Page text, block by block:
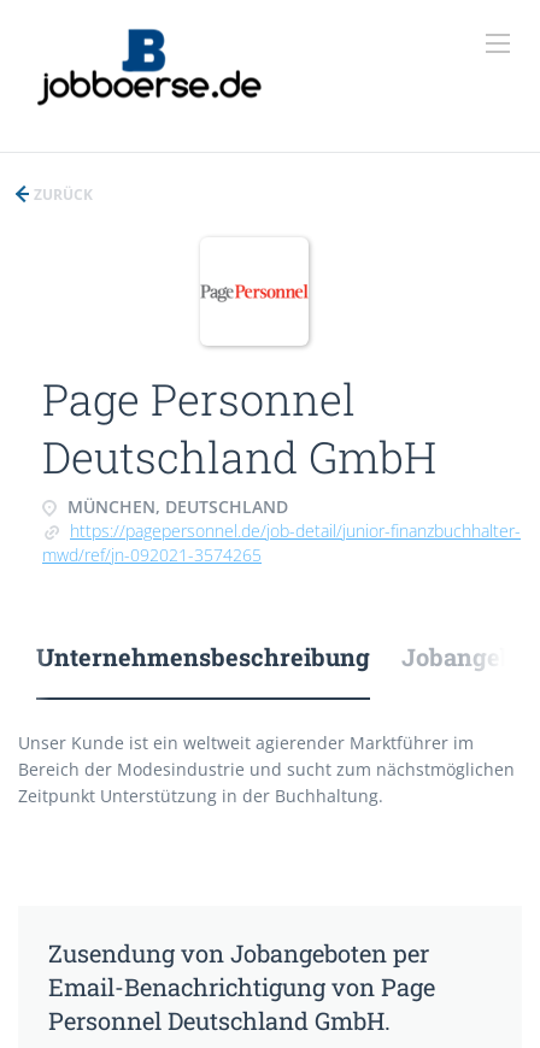
ZURÜCK
Page Personnel
Deutschland GmbH
MÜNCHEN, DEUTSCHLAND
https://pagepersonnel.de/job-detail/junior-finanzbuchhalter-
mwd/ref/jn-092021-3574265
Unternehmensbeschreibung
Unser Kunde ist ein weltweit agierender Marktführer im
Bereich der Modesindustrie und sucht zum nächstmöglichen
Zeitpunkt Unterstützung in der Buchhaltung.
Zusendung von Jobangeboten per
Email-Benachrichtigung von Page
Personnel Deutschland GmbH.